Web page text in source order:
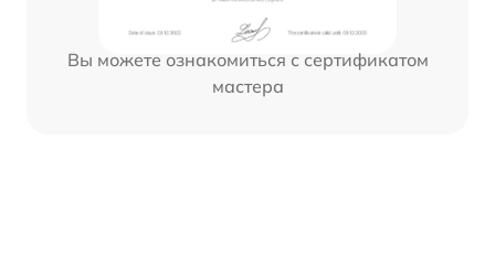
Вы можете ознакомиться с сертификатом
мастера